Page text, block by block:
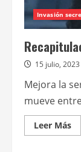
Invasión
15 julio, 2023
Mejora la
mueve
Leer Más